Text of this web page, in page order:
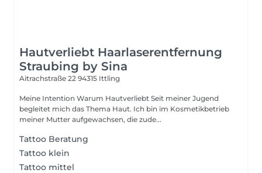
Hautverliebt Haarlaserentfernung
Straubing by Sina
Aitrachstraße 22 94315 Ittling
Meine Intention Warum Hautverliebt Seit meiner Jugend
begleitet mich das Thema Haut. Ich bin im Kosmetikbetrieb
meiner Mutter aufgewachsen, die zude...
Tattoo Beratung
Tattoo klein
Tattoo mittel